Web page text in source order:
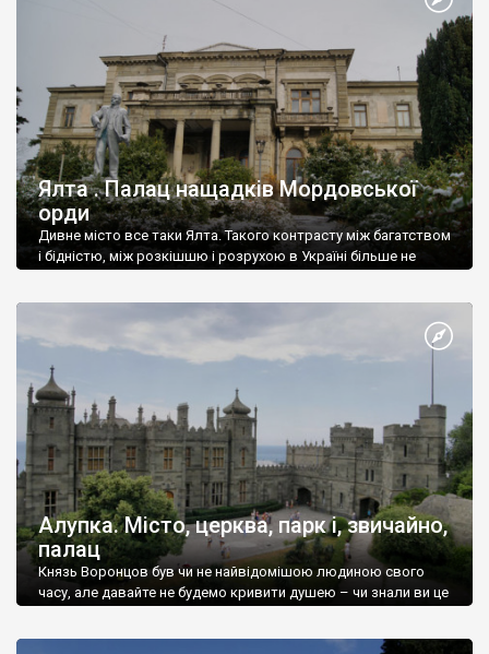
Ялта . Палац нащадків Мордовської
орди
Дивне місто все таки Ялта. Такого контрасту між багатством
і бідністю, між розкішшю і розрухою в Україні більше не
Алупка. Місто, церква, парк і, звичайно,
палац
Князь Воронцов був чи не найвідомішою людиною свого
часу, але давайте не будемо кривити душею – чи знали ви це